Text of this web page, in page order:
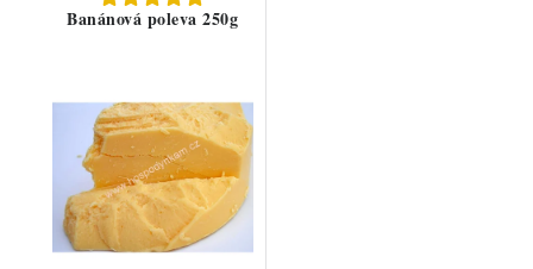
Banánová poleva 250g